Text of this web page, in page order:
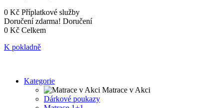
0 Kč Příplatkové služby
Doručení zdarma! Doručení
0 Kč Celkem
K pokladně
Kategorie
Matrace v Akci
Dárkové poukazy